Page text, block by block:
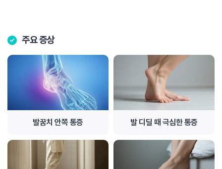
주요 증상
발꿈치 안쪽 통증 발 디딜 때 극심한 통증